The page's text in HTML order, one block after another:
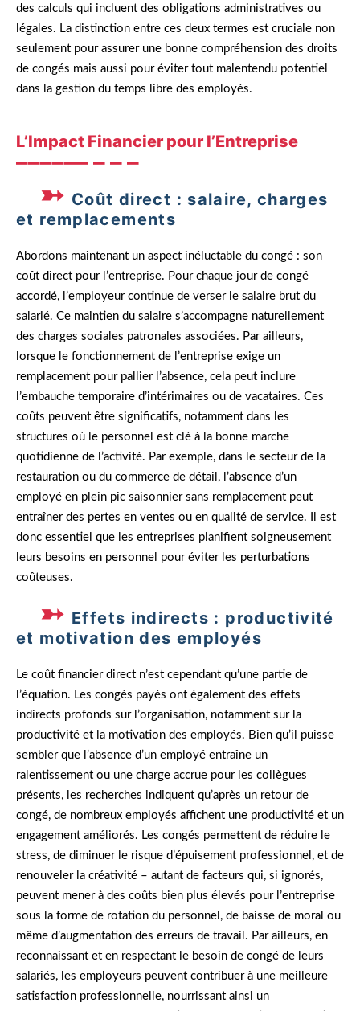
des calculs qui incluent des obligations administratives ou
légales. La distinction entre ces deux termes est cruciale non
seulement pour assurer une bonne compréhension des droits
de congés mais aussi pour éviter tout malentendu potentiel
dans la gestion du temps libre des employés.
L’Impact Financier pour l’Entreprise
Coût direct : salaire, charges
et remplacements
Abordons maintenant un aspect inéluctable du congé : son
coût direct pour l’entreprise. Pour chaque jour de congé
accordé, l’employeur continue de verser le salaire brut du
salarié. Ce maintien du salaire s’accompagne naturellement
des charges sociales patronales associées. Par ailleurs,
lorsque le fonctionnement de l’entreprise exige un
remplacement pour pallier l’absence, cela peut inclure
l’embauche temporaire d’intérimaires ou de vacataires. Ces
coûts peuvent être significatifs, notamment dans les
structures où le personnel est clé à la bonne marche
quotidienne de l’activité. Par exemple, dans le secteur de la
restauration ou du commerce de détail, l’absence d’un
employé en plein pic saisonnier sans remplacement peut
entraîner des pertes en ventes ou en qualité de service. Il est
donc essentiel que les entreprises planifient soigneusement
leurs besoins en personnel pour éviter les perturbations
coûteuses.
Effets indirects : productivité
et motivation des employés
Le coût financier direct n’est cependant qu’une partie de
l’équation. Les congés payés ont également des effets
indirects profonds sur l’organisation, notamment sur la
productivité et la motivation des employés. Bien qu’il puisse
sembler que l’absence d’un employé entraîne un
ralentissement ou une charge accrue pour les collègues
présents, les recherches indiquent qu’après un retour de
congé, de nombreux employés affichent une productivité et un
engagement améliorés. Les congés permettent de réduire le
stress, de diminuer le risque d’épuisement professionnel, et de
renouveler la créativité – autant de facteurs qui, si ignorés,
peuvent mener à des coûts bien plus élevés pour l’entreprise
sous la forme de rotation du personnel, de baisse de moral ou
même d’augmentation des erreurs de travail. Par ailleurs, en
reconnaissant et en respectant le besoin de congé de leurs
salariés, les employeurs peuvent contribuer à une meilleure
satisfaction professionnelle, nourrissant ainsi un